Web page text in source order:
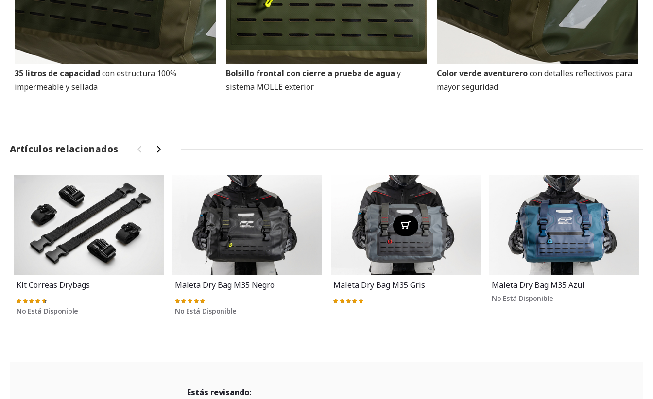
35 litros de capacidad con estructura 100%
impermeable y sellada
Bolsillo frontal con cierre a prueba de agua y
sistema MOLLE exterior
Color verde aventurerocon detalles reflectivos para
mayor seguridad
Artículos relacionados ‹ ›
Kit Correas Drybags
Valoración:
93%
No Está Disponible
Maleta Dry Bag M35 Negro
Valoración:
100%
No Está Disponible
Maleta Dry Bag M35 Gris
Valoración:
Maleta Dry Bag M35 Azul
No Está Disponible
Estás revisando: